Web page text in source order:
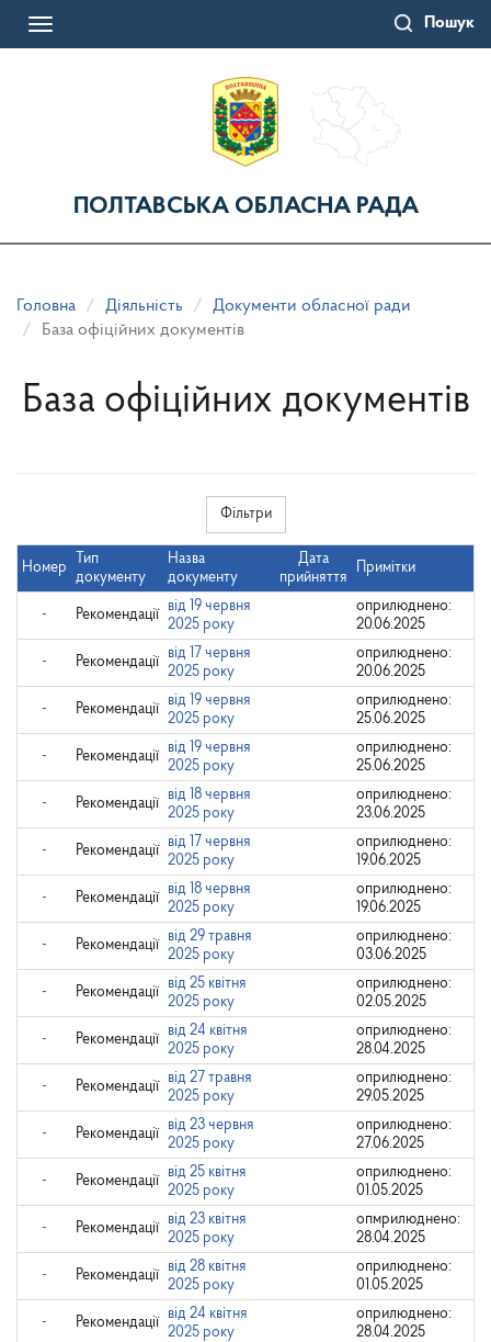
Пошук
Toggle
ПОЛТАВСЬКА ОБЛАСНА РАДА
Головна Діяльність
Документи обласної ради
База офіційних документів
База офіційних документів
Фільтри
Номер
Тип
документу
Назва
документу
Дата
прийняття
Примітки
- Рекомендації
від 19 червня
2025 року
оприлюднено:
20.06.2025
- Рекомендації
від 17 червня
2025 року
оприлюднено:
20.06.2025
- Рекомендації
від 19 червня
2025 року
оприлюднено:
25.06.2025
- Рекомендації
від 19 червня
2025 року
оприлюднено:
25.06.2025
- Рекомендації
від 18 червня
2025 року
оприлюднено:
23.06.2025
- Рекомендації
від 17 червня
2025 року
оприлюднено:
19.06.2025
- Рекомендації
від 18 червня
2025 року
оприлюднено:
19.06.2025
- Рекомендації
від 29 травня
2025 року
оприлюднено:
03.06.2025
- Рекомендації
від 25 квітня
2025 року
оприлюднено:
02.05.2025
- Рекомендації
від 24 квітня
2025 року
оприлюднено:
28.04.2025
- Рекомендації
від 27 травня
2025 року
оприлюднено:
29.05.2025
- Рекомендації
від 23 червня
2025 року
оприлюднено:
27.06.2025
- Рекомендації
від 25 квітня
2025 року
оприлюднено:
01.05.2025
- Рекомендації
від 23 квітня
2025 року
опмрилюднено:
28.04.2025
- Рекомендації
від 28 квітня
2025 року
оприлюднено:
01.05.2025
- Рекомендації
від 24 квітня
2025 року
оприлюднено:
28.04.2025